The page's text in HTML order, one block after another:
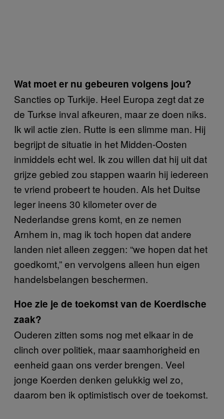
Wat moet er nu gebeuren volgens jou?
Sancties op Turkije. Heel Europa zegt dat ze
de Turkse inval afkeuren, maar ze doen niks.
Ik wil actie zien. Rutte is een slimme man. Hij
begrijpt de situatie in het Midden-Oosten
inmiddels echt wel. Ik zou willen dat hij uit dat
grijze gebied zou stappen waarin hij iedereen
te vriend probeert te houden. Als het Duitse
leger ineens 30 kilometer over de
Nederlandse grens komt, en ze nemen
Arnhem in, mag ik toch hopen dat andere
landen niet alleen zeggen: “we hopen dat het
goedkomt,” en vervolgens alleen hun eigen
handelsbelangen beschermen.
Hoe zie je de toekomst van de Koerdische
zaak?
Ouderen zitten soms nog met elkaar in de
clinch over politiek, maar saamhorigheid en
eenheid gaan ons verder brengen. Veel
jonge Koerden denken gelukkig wel zo,
daarom ben ik optimistisch over de toekomst.